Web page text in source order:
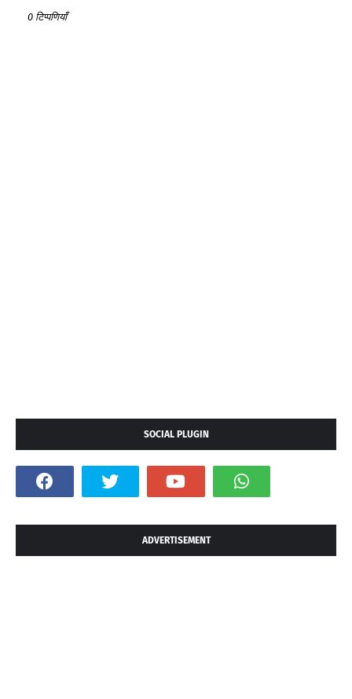
0 टिप्पणियाँ
SOCIAL PLUGIN
ADVERTISEMENT